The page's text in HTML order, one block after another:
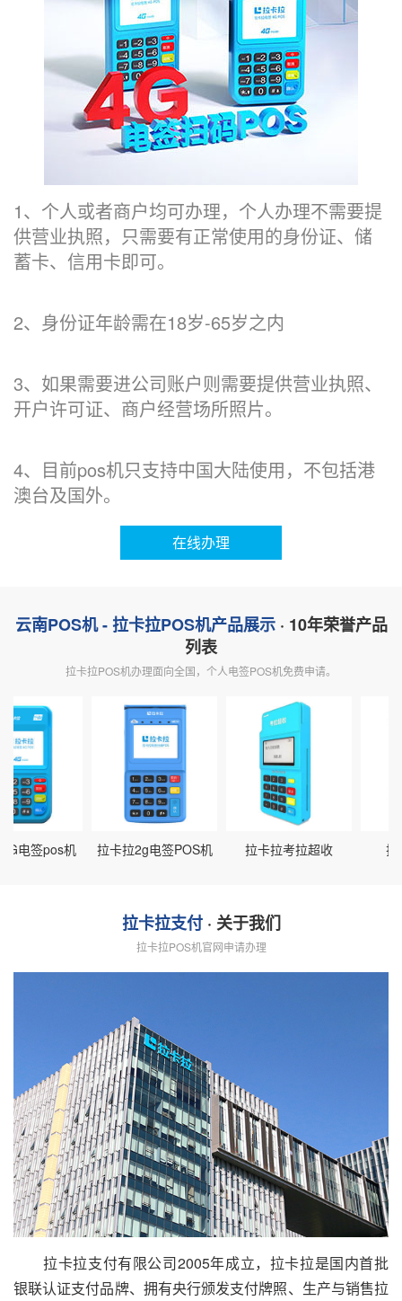
1、个人或者商户均可办理，个人办理不需要提
供营业执照，只需要有正常使用的身份证、储
蓄卡、信用卡即可。
2、身份证年龄需在18岁-65岁之内
3、如果需要进公司账户则需要提供营业执照、
开户许可证、商户经营场所照片。
4、目前pos机只支持中国大陆使用，不包括港
澳台及国外。
在线办理
云南POS机 - 拉卡拉POS机产品展示· 10年荣誉产品
列表
拉卡拉POS机办理面向全国，个人电签POS机免费申请。
签pos机 拉卡拉2g电签POS机 拉卡拉考拉超收 拉
拉卡拉支付· 关于我们
拉卡拉POS机官网申请办理
拉卡拉支付有限公司2005年成立，拉卡拉是国内首批
银联认证支付品牌、拥有央行颁发支付牌照、生产与销售拉